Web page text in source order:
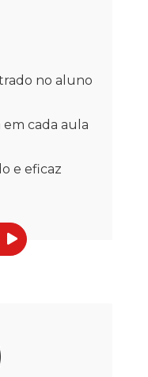
no aluno
cada aula
e eficaz